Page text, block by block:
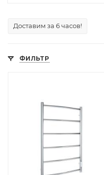
Доставим за 6 часов!
ФИЛЬТР